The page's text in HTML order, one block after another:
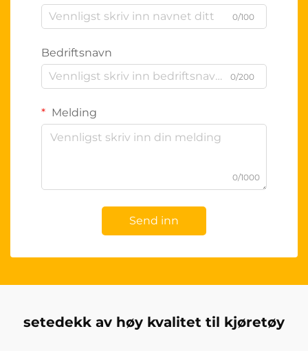
0/100
Bedriftsnavn
0/200
Melding
0/1000
Send inn
setedekk av høy kvalitet til kjøretøy